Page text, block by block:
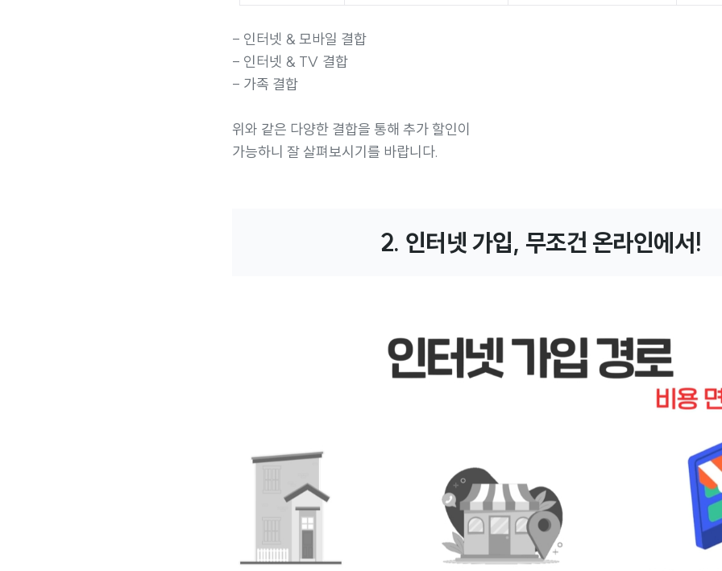
- 인터넷 & 모바일 결합
- 인터넷 & TV 결합
- 가족 결합
위와 같은 다양한 결합을 통해 추가 할인이
가능하니 잘 살펴보시기를 바랍니다.
2. 인터넷 가입, 무조건 온라인에서!